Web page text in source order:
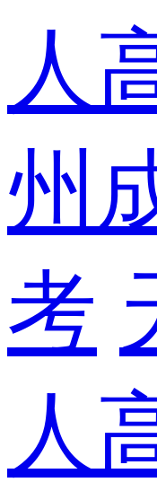
人
州
考
人